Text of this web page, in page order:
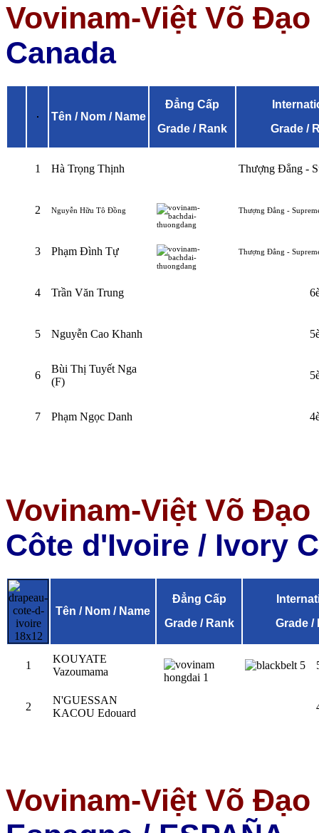
Vovinam-Việt Võ
Canada
Tên / Nom / Name
Đẳng Cấp
Grade / Rank
Grade /
1 Hà Trọng Thịnh Thượng Đẳng -
2 Nguyễn Hữu Tô Đồng Thượng Đẳng -
3 Phạm Đình Tự Thượng Đẳng -
4 Trần Văn Trung
5 Nguyễn Cao Khanh
6
Bùi Thị Tuyết Nga
(F)
7 Phạm Ngọc Danh
Vovinam-Việt Võ
Côte d'Ivoire / Ivory
Tên / Nom / Name
Đẳng Cấp
Grade / Rank
Grade /
1
KOUYATE
Vazoumama
2
N'GUESSAN
KACOU Edouard
Vovinam-Việt Võ Đạo